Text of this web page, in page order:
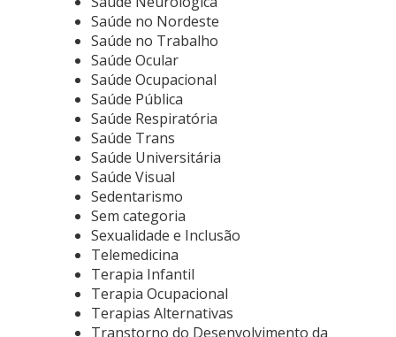
Saúde no Nordeste
Saúde no Trabalho
Saúde Ocular
Saúde Ocupacional
Saúde Pública
Saúde Respiratória
Saúde Trans
Saúde Universitária
Saúde Visual
Sedentarismo
Sem categoria
Sexualidade e Inclusão
Telemedicina
Terapia Infantil
Terapia Ocupacional
Terapias Alternativas
Transtorno do Desenvolvimento da